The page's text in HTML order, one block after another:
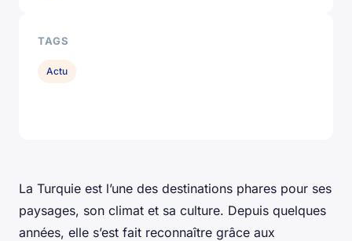
La Turquie est l’une des destinations phares pour ses
paysages, son climat et sa culture. Depuis quelques
années, elle s’est fait reconnaître grâce aux
TAGS
Actu